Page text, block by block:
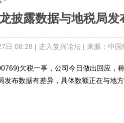
披露数据与地税局发
日 08:28 | 进入复兴论坛| 来源：中
欠税一事，公司今日做出回应，
发布数据有差异，具体数额正在与地